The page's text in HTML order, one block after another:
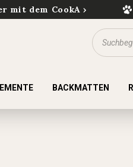
mit dem CookA
BACKMATTEN